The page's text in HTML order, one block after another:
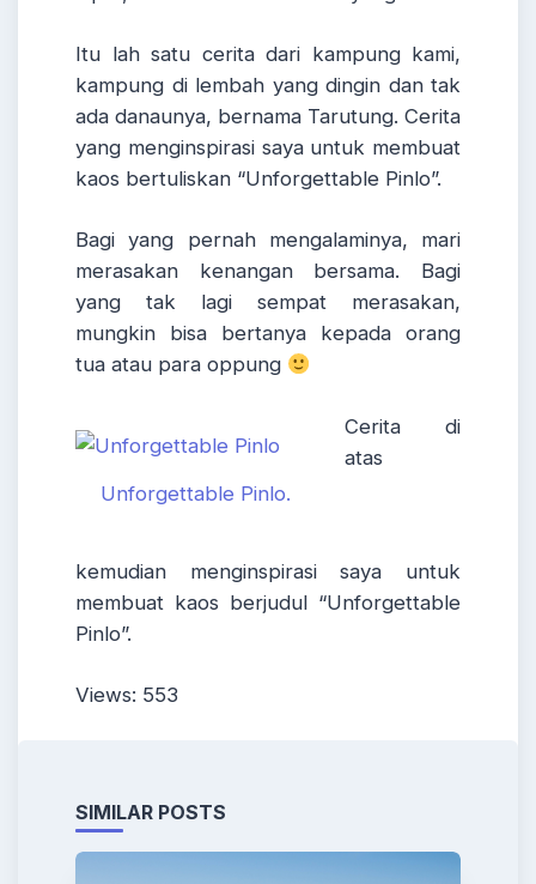
Itu lah satu cerita dari kampung kami,
kampung di lembah yang dingin dan tak
ada danaunya, bernama Tarutung. Cerita
yang menginspirasi saya untuk membuat
kaos bertuliskan “Unforgettable Pinlo”.
Bagi yang pernah mengalaminya, mari
merasakan kenangan bersama. Bagi
yang tak lagi sempat merasakan,
mungkin bisa bertanya kepada orang
tua atau para oppung
Unforgettable Pinlo.
Cerita di
atas
kemudian menginspirasi saya untuk
membuat kaos berjudul “Unforgettable
Pinlo”.
Views: 553
SIMILAR POSTS